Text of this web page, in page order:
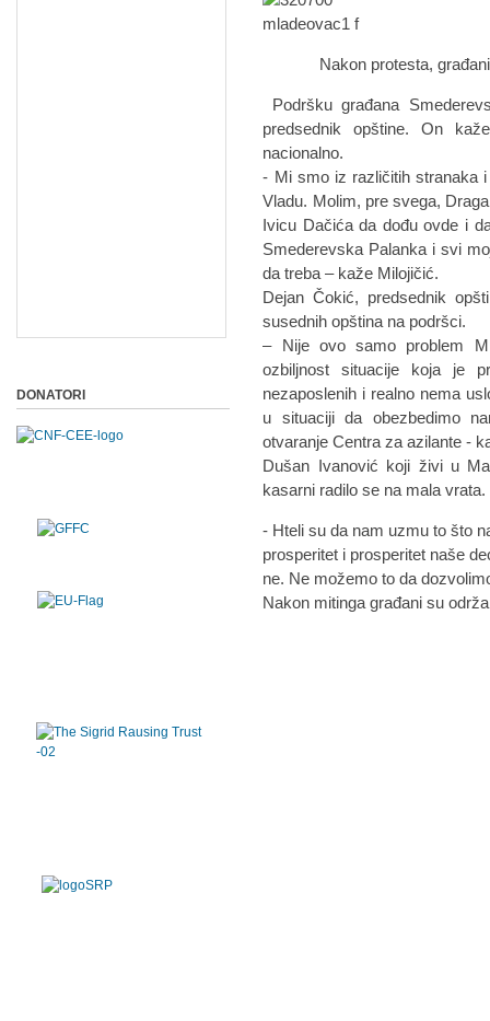
Nakon protesta, građani
Podršku građana
predsednik opštine. On
nacionalno.
- Mi smo iz različitih stranaka
Vladu. Molim, pre svega,
Ivicu Dačića da dođu ovde i
Smederevska Palanka i svi
da treba – kaže Milojičić.
Dejan Čokić, predsednik
susednih opština na podršci.
– Nije ovo samo problem
ozbiljnost situacije koja je
nezaposlenih i realno nema
u situaciji da obezbedimo
otvaranje Centra za azilante -
Dušan Ivanović koji živi u
kasarni radilo se na mala vrata.
- Hteli su da nam uzmu to što
prosperitet i prosperitet naše
ne. Ne možemo to da
Nakon mitinga građani su
DONATORI